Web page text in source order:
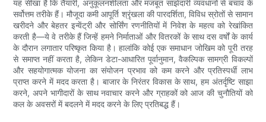
यह सीखा है कि तैयारी, अनुकूलनशीलता और मजबूत साझेदारी व्यवधानों से बचाव के
सर्वोत्तम तरीके हैं। मौजूदा कमी आपूर्ति श्रृंखला की पारदर्शिता, विविध स्रोतों से सामान
खरीदने और बेहतर इन्वेंट्री और सोर्सिंग रणनीतियों में निवेश के महत्व को रेखांकित
करती है—ये वे तरीके हैं जिन्हें हमने निर्माताओं और वितरकों के साथ दस वर्षों के कार्य
के दौरान लगातार परिष्कृत किया है। हालांकि कोई एक समाधान जोखिम को पूरी तरह
से समाप्त नहीं करता है, लेकिन डेटा-आधारित पूर्वानुमान, वैकल्पिक सामग्री विकल्पों
और सहयोगात्मक योजना का संयोजन प्रभाव को कम करने और प्रतिस्पर्धी लाभ
प्राप्त करने में मदद करता है। बाजार के निरंतर विकास के साथ, हम अंतर्दृष्टि साझा
करने, अपने भागीदारों के साथ नवाचार करने और ग्राहकों को आज की चुनौतियों को
कल के अवसरों में बदलने में मदद करने के लिए प्रतिबद्ध हैं।